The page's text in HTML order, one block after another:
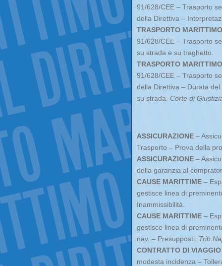
91/628/CEE – Trasporto
della Direttiva –
TRASPORTO MARITTIMO
91/628/CEE – Trasporto
su strada e su traghetto.
TRASPORTO MARITTIMO
91/628/CEE – Trasporto
della Direttiva – Durata
su strada. Corte di
ASSICURAZIONE –
Trasporto – Prova della
ASSICURAZIONE –
della garanzia al
CAUSE MARITTIME –
gestisce linea di
Inammissibilità.
CAUSE MARITTIME –
gestisce linea di
nav. – Presupposti. Trib.
CONTRATTO DI VIAGGIO
modesta incidenza –